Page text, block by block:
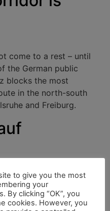
come to a rest – until
the German public
blocks the most
in the north-south
and Freiburg.
gesperrt
to give you the most
your
By clicking “OK”, you
cookies. However, you